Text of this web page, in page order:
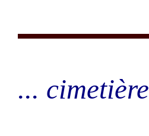
... cimetière